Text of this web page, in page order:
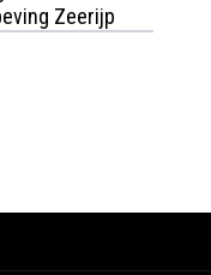
Zeerijp